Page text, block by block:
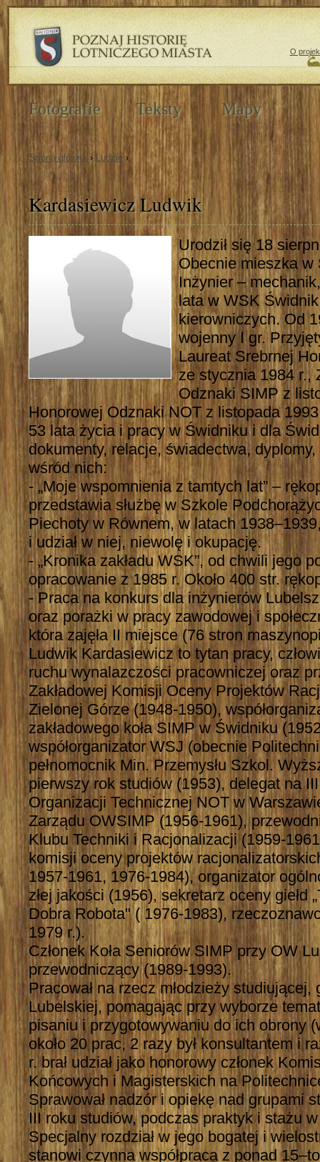
Strona główna › Ludzie ›
Kardasiewicz Ludwik
Urodził się 18
Obecnie mieszka w
Inżynier –
lata w WSK
kierowniczych. Od
wojenny I gr.
Laureat Srebrnej
ze stycznia 1984 r.,
Odznaki SIMP z
Honorowej Odznaki NOT z listopada
53 lata życia i pracy w Świdniku i dla
dokumenty, relacje, świadectwa,
wśród nich:
- „Moje wspomnienia z tamtych lat” –
przedstawia służbę w Szkole
Piechoty w Równem, w latach
i udział w niej, niewolę i okupację.
- „Kronika zakładu WSK”, od chwili jego
opracowanie z 1985 r. Około 400 str.
- Praca na konkurs dla inżynierów
oraz porażki w pracy zawodowej i
która zajęła II miejsce (76 stron
Ludwik Kardasiewicz to tytan pracy,
ruchu wynalazczości pracowniczej oraz
Zakładowej Komisji Oceny Projektów
Zielonej Górze (1948-1950),
zakładowego koła SIMP w Świdniku
współorganizator WSJ (obecnie
pełnomocnik Min. Przemysłu Szkol.
pierwszy rok studiów (1953), delegat na
Organizacji Technicznej NOT w
Zarządu OWSIMP (1956-1961),
Klubu Techniki i Racjonalizacji (1959-
komisji oceny projektów
1957-1961, 1976-1984), organizator
złej jakości (1956), sekretarz oceny giełd
Dobra Robota" ( 1976-1983),
1979 r.).
Członek Koła Seniorów SIMP przy OW
przewodniczący (1989-1993).
Pracował na rzecz młodzieży studiującej,
Lubelskiej, pomagając przy wyborze
pisaniu i przygotowywaniu do ich obrony
około 20 prac, 2 razy był konsultantem i
r. brał udział jako honorowy członek
Końcowych i Magisterskich na
Sprawował nadzór i opiekę nad grupami
III roku studiów, podczas praktyk i stażu
Specjalny rozdział w jego bogatej i
stanowi czynna współpraca z ponad
Fotografie Teksty Mapy
O